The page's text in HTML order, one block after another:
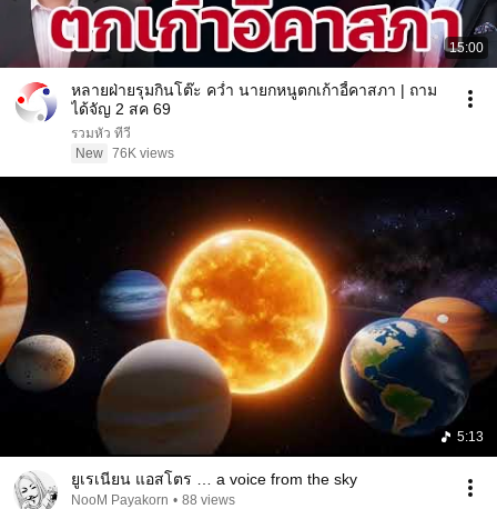
15:00
หลายฝ่ายรุมกินโต๊ะ คว่ำ นายกหนูตกเก้าอี้คาสภา | ถาม
ได้จัญ 2 สค 69
รวมหัว ทีวี
New 76K views
5:13
ยูเรเนียน แอสโตร … a voice from the sky
NooM Payakorn • 88 views